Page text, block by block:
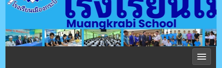
กระบี่ สพม